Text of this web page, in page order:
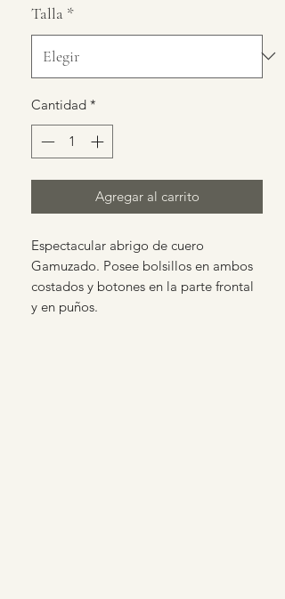
Talla *
Cantidad *
Agregar al carrito
Espectacular abrigo de cuero
Gamuzado. Posee bolsillos en ambos
costados y botones en la parte frontal
y en puños.